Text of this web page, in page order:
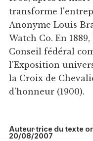
transforme
Anonyme Louis
Watch Co. En
Conseil fédéral
l'Exposition
la Croix de
d'honneur (1900).
Auteur·trice du texte
20/08/2007